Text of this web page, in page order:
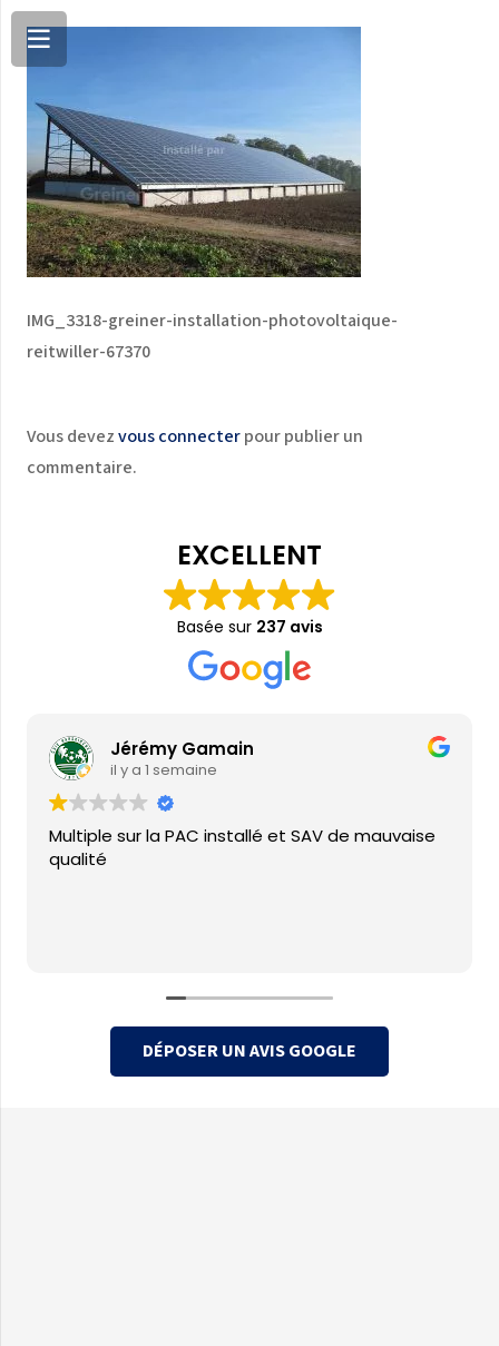
IMG_3318-greiner-installation-photovoltaique-
reitwiller-67370
Vous devezvous connecterpour publier un
commentaire.
EXCELLENT
Basée sur 237 avis
Jérémy Gamain
il y a 1 semaine
Multiple sur la PAC installé et SAV de mauvaise
qualité
DÉPOSER UN AVIS GOOGLE